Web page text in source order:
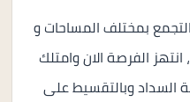
بمختلف المساحات و
انتهز الفرصة الان وامتلك
السداد وبالتقسيط على